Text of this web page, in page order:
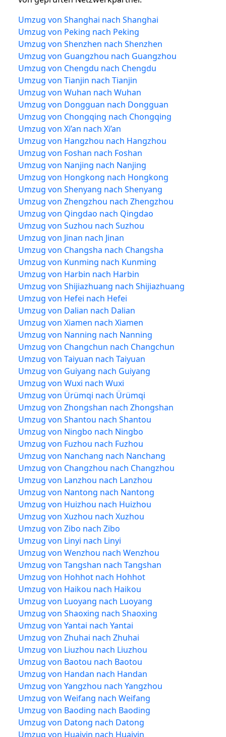
Umzug von Shanghai nach Shanghai
Umzug von Peking nach Peking
Umzug von Shenzhen nach Shenzhen
Umzug von Guangzhou nach Guangzhou
Umzug von Chengdu nach Chengdu
Umzug von Tianjin nach Tianjin
Umzug von Wuhan nach Wuhan
Umzug von Dongguan nach Dongguan
Umzug von Chongqing nach Chongqing
Umzug von Xi’an nach Xi’an
Umzug von Hangzhou nach Hangzhou
Umzug von Foshan nach Foshan
Umzug von Nanjing nach Nanjing
Umzug von Hongkong nach Hongkong
Umzug von Shenyang nach Shenyang
Umzug von Zhengzhou nach Zhengzhou
Umzug von Qingdao nach Qingdao
Umzug von Suzhou nach Suzhou
Umzug von Jinan nach Jinan
Umzug von Changsha nach Changsha
Umzug von Kunming nach Kunming
Umzug von Harbin nach Harbin
Umzug von Shijiazhuang nach Shijiazhuang
Umzug von Hefei nach Hefei
Umzug von Dalian nach Dalian
Umzug von Xiamen nach Xiamen
Umzug von Nanning nach Nanning
Umzug von Changchun nach Changchun
Umzug von Taiyuan nach Taiyuan
Umzug von Guiyang nach Guiyang
Umzug von Wuxi nach Wuxi
Umzug von Ürümqi nach Ürümqi
Umzug von Zhongshan nach Zhongshan
Umzug von Shantou nach Shantou
Umzug von Ningbo nach Ningbo
Umzug von Fuzhou nach Fuzhou
Umzug von Nanchang nach Nanchang
Umzug von Changzhou nach Changzhou
Umzug von Lanzhou nach Lanzhou
Umzug von Nantong nach Nantong
Umzug von Huizhou nach Huizhou
Umzug von Xuzhou nach Xuzhou
Umzug von Zibo nach Zibo
Umzug von Linyi nach Linyi
Umzug von Wenzhou nach Wenzhou
Umzug von Tangshan nach Tangshan
Umzug von Hohhot nach Hohhot
Umzug von Haikou nach Haikou
Umzug von Luoyang nach Luoyang
Umzug von Shaoxing nach Shaoxing
Umzug von Yantai nach Yantai
Umzug von Zhuhai nach Zhuhai
Umzug von Liuzhou nach Liuzhou
Umzug von Baotou nach Baotou
Umzug von Handan nach Handan
Umzug von Yangzhou nach Yangzhou
Umzug von Weifang nach Weifang
Umzug von Baoding nach Baoding
Umzug von Datong nach Datong
Umzug von Huaiyin nach Huaiyin